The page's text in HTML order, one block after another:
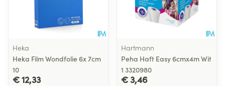
Heka
Heka Film Wondfolie 6x 7cm
10
€ 12,33
Hartmann
Peha Haft Easy 6cmx4m Wit
1 3320980
€ 3,46